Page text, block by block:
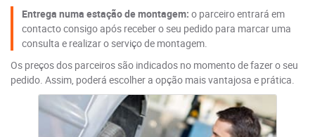
Entrega numa estação de montagem: o parceiro entrará em
contacto consigo após receber o seu pedido para marcar uma
consulta e realizar o serviço de montagem.
Os preços dos parceiros são indicados no momento de fazer o seu
pedido. Assim, poderá escolher a opção mais vantajosa e prática.